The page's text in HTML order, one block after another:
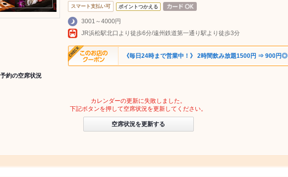
スマート支払い可 ポイントつかえる
3001～4000円
JR浜松駅北口より徒歩6分/遠州鉄道第一通り駅より徒歩3分
《毎日24時まで営業中！》 2時間飲み放題1500円 ⇒ 900円◎
約の空席状況
カレンダーの更新に失敗しました。
下記ボタンを押して空席状況を更新してください。
空席状況を更新する